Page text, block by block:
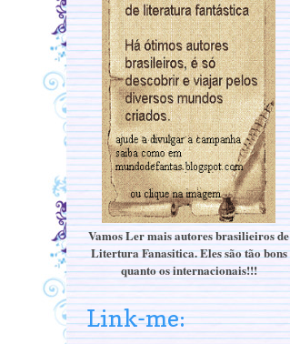
Vamos Ler mais autores brasilieiros de
Litertura Fanasitica. Eles são tão bons
quanto os internacionais!!!
Link-me: